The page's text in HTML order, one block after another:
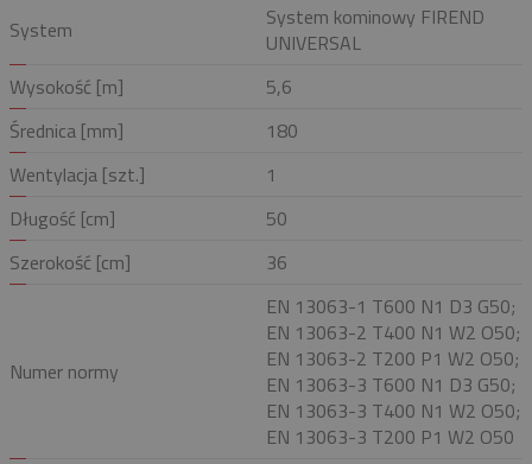
System
System kominowy FIREND
UNIVERSAL
Wysokość [m]
5,6
Średnica [mm]
180
Wentylacja [szt.]
1
Długość [cm]
50
Szerokość [cm]
36
Numer normy
EN 13063-1 T600 N1 D3 G50;
EN 13063-2 T400 N1 W2 O50;
EN 13063-2 T200 P1 W2 O50;
EN 13063-3 T600 N1 D3 G50;
EN 13063-3 T400 N1 W2 O50;
EN 13063-3 T200 P1 W2 O50